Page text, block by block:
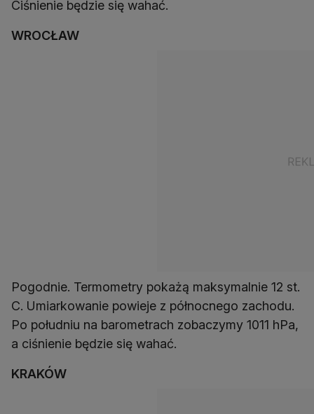
Ciśnienie będzie się wahać.
WROCŁAW
Pogodnie. Termometry pokażą maksymalnie 12 st.
C. Umiarkowanie powieje z północnego zachodu.
Po południu na barometrach zobaczymy 1011 hPa,
a ciśnienie będzie się wahać.
KRAKÓW